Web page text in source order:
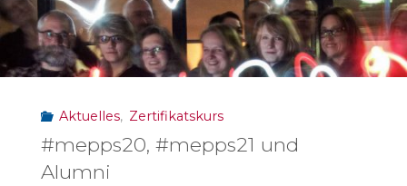
Aktuelles, Zertifikatskurs
#mepps20, #mepps21 und
Alumni